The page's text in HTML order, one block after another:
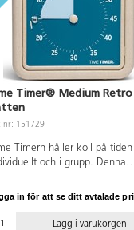
Timer® Medium Retro
151729
Timern håller koll på
och i grupp. Denna
Kan stå på bord eller
Drivs av 1 st AA/1,5 V-
in för att se ditt avtalade
Lägg i varukorgen